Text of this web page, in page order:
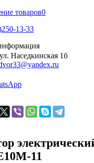
товаров0
13-33
Наседкинская 1б
11